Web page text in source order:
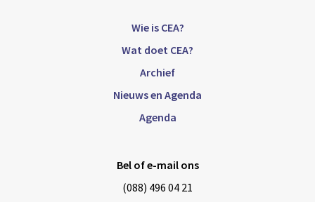
Wie is CEA?
Wat doet CEA?
Archief
Nieuws en Agenda
Agenda
Bel of e-mail ons
(088) 496 04 21